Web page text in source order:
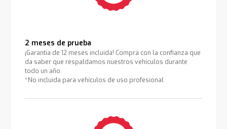
2 meses de prueba
¡Garantía de 12 meses incluida! Compra con la confianza que
da saber que respaldamos nuestros vehículos durante
todo un año.
*No incluida para vehículos de uso profesional